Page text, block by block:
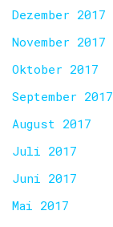
Dezember 2017
November 2017
Oktober 2017
September 2017
August 2017
Juli 2017
Juni 2017
Mai 2017